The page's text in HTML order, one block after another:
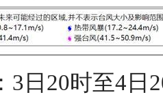
3日20时至4日